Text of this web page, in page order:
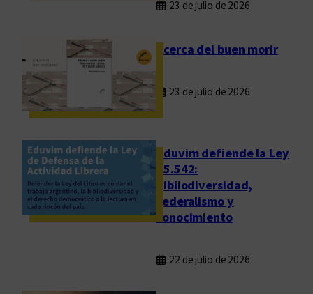
23 de julio de 2026
Acerca del buen morir
23 de julio de 2026
Eduvim defiende la Ley
25.542:
bibliodiversidad,
federalismo y
conocimiento
22 de julio de 2026